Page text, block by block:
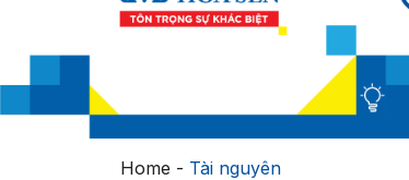
Home - Tài nguyên